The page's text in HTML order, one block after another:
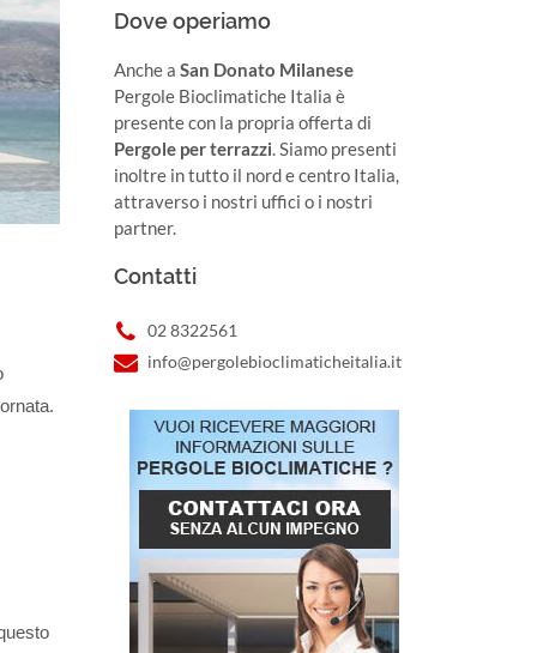
Dove operiamo
Anche aSan Donato Milanese
Pergole Bioclimatiche Italia è
presente con la propria offerta di
Pergole per terrazzi. Siamo presenti
inoltre in tutto il nord e centro Italia,
attraverso i nostri uffici o i nostri
partner.
Contatti
02 8322561
info@pergolebioclimaticheitalia.it